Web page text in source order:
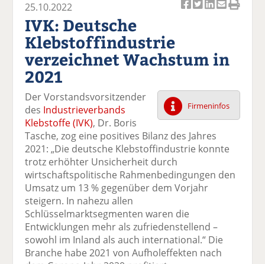
el
a
F
ac
e
b
o
k
te
e
n
el
t
tt
er
n
el
a
Li
n
k
e
di
te
il
el
p
E
m
ai
v
se
n
el
D
ck
e
n
25.10.2022
IVK: Deutsche
Klebstoffindustrie
verzeichnet Wachstum in
2021
Firmeninfos
Der Vorstandsvorsitzender
des Industrieverbands
Klebstoffe (IVK), Dr. Boris
Tasche, zog eine positives Bilanz des Jahres
2021: „Die deutsche Klebstoffindustrie konnte
trotz erhöhter Unsicherheit durch
wirtschaftspolitische Rahmenbedingungen den
Umsatz um 13 % gegenüber dem Vorjahr
steigern. In nahezu allen
Schlüsselmarktsegmenten waren die
Entwicklungen mehr als zufriedenstellend –
sowohl im Inland als auch international.“ Die
Branche habe 2021 von Aufholeffekten nach